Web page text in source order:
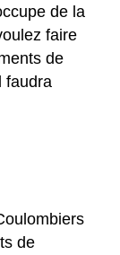
de la
faire
de
faudra
de